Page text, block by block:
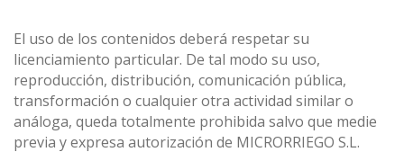
El uso de los contenidos deberá respetar su
licenciamiento particular. De tal modo su uso,
reproducción, distribución, comunicación pública,
transformación o cualquier otra actividad similar o
análoga, queda totalmente prohibida salvo que medie
previa y expresa autorización de MICRORRIEGO S.L.